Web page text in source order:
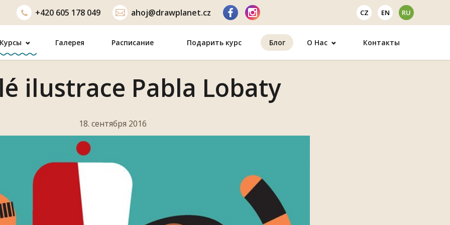
+420 605 178 049 ahoj@drawplanet.cz CZ EN RU
Курсы Галерея Расписание Подарить курс Блог О Нас Контакты
ilustrace Pabla Lobaty
18. сентября 2016